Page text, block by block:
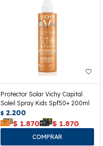
Protector Solar Vichy Capital
Soleil Spray Kids Spf50+ 200ml
$ 2.200
$ 1.870 $ 1.870